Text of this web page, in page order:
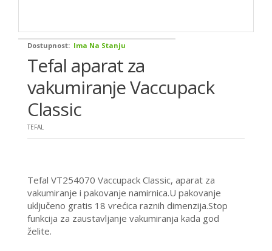
Dostupnost: Ima Na Stanju
Tefal aparat za
vakumiranje Vaccupack
Classic
TEFAL
Tefal VT254070 Vaccupack Classic, aparat za
vakumiranje i pakovanje namirnica.U pakovanje
uključeno gratis 18 vrećica raznih dimenzija.Stop
funkcija za zaustavljanje vakumiranja kada god
želite.